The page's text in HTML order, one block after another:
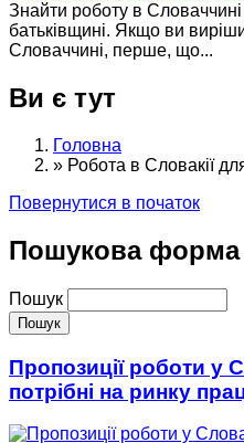
Знайти роботу в
батьківщині. Якщо ви
Словаччині, перше, що...
Ви є тут
Головна
» Робота в Словакії
Повернутися в початок
Пошукова форма
Пошук
Пропозиції роботи у
потрібні на ринку